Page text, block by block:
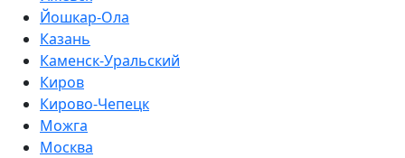
Йошкар-Ола
Казань
Каменск-Уральский
Киров
Кирово-Чепецк
Можга
Москва